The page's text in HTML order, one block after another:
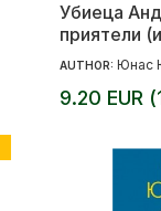
Убиеца
приятели
неприятел)
AUTHOR: Юнас
9.20 EUR